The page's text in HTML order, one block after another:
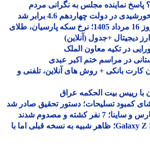
نماینده مجلس به نگرانی مردم
دولت چهاردهم 4.6 برابر شد
قیمت طلا و دلار امروز 16 مرداد 1405؛ نرخ سکه پارسیان، طلای
در تکیه معاون الملک
در مراسم ختم اکبر عبدی
بانکی + روش های آنلاین، تلفنی و
رییس بیت الحکمه عراق
تسلیحات؛ دستور تحقیق صادر شد
و مصدوم شدند
بررسی گوشی Galaxy Z Flip8؛ ظاهر شبیه به نسخه قبلی اما با